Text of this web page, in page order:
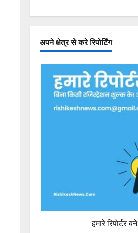
अपने क्षेत्र से करे रिपोर्टिंग
हमारे रिपोर्टर बने